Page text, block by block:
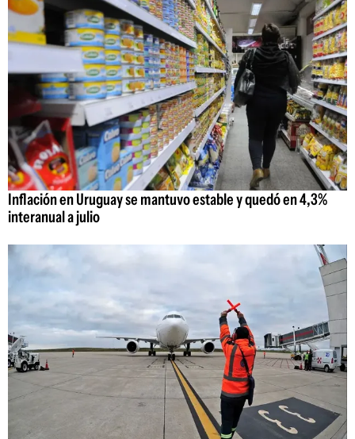
Inflación en Uruguay se mantuvo estable y quedó en 4,3%
interanual a julio